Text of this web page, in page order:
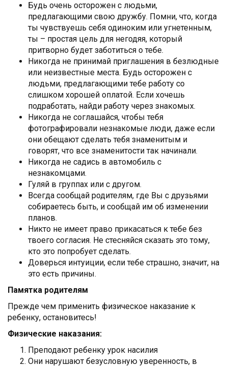
Будь очень осторожен с людьми,
предлагающими свою дружбу. Помни, что, когда
ты чувствуешь себя одиноким или угнетенным,
ты – простая цель для негодяя, который
притворно будет заботиться о тебе.
Никогда не принимай приглашения в безлюдные
или неизвестные места. Будь осторожен с
людьми, предлагающими тебе работу со
слишком хорошей оплатой. Если хочешь
подработать, найди работу через знакомых.
Никогда не соглашайся, чтобы тебя
фотографировали незнакомые люди, даже если
они обещают сделать тебя знаменитым и
говорят, что все знаменитости так начинали.
Никогда не садись в автомобиль с
незнакомцами.
Гуляй в группах или с другом.
Всегда сообщай родителям, где Вы с друзьями
собираетесь быть, и сообщай им об изменении
планов.
Никто не имеет право прикасаться к тебе без
твоего согласия. Не стесняйся сказать это тому,
кто это попробует сделать.
Доверься интуиции, если тебе страшно, значит, на
это есть причины.
Памятка родителям
Прежде чем применить физическое наказание к
ребенку, остановитесь!
Физические наказания:
Преподают ребенку урок насилия
Они нарушают безусловную уверенность, в